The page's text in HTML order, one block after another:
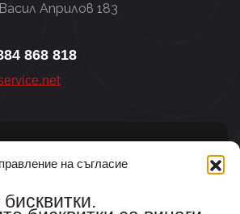
на съгласие
Априлов 183
868 818
за новини